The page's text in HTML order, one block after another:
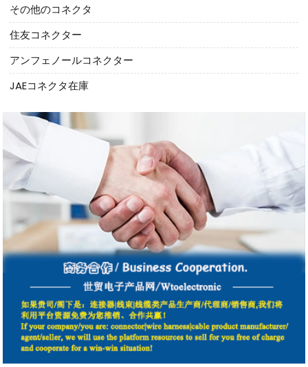
その他のコネクタ
住友コネクター
アンフェノールコネクター
JAEコネクタ在庫